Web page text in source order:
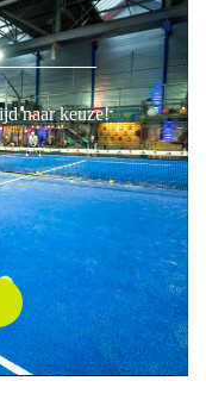
naar keuze!